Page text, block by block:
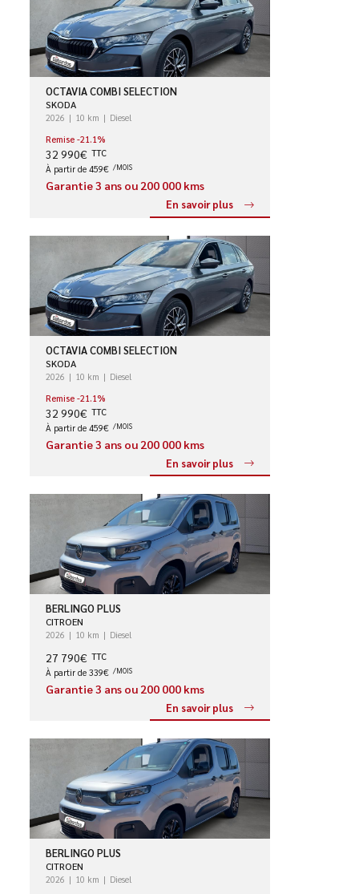
OCTAVIA COMBI SELECTION
SKODA
2026 10 km
Diesel
Remise -21.1%
32 990€ TTC
À partir de 459€ /MOIS
Garantie 3 ans ou 200 000 kms
En savoir plus
OCTAVIA COMBI SELECTION
SKODA
2026 10 km
Diesel
Remise -21.1%
32 990€ TTC
À partir de 459€ /MOIS
Garantie 3 ans ou 200 000 kms
En savoir plus
BERLINGO PLUS
CITROEN
2026 10 km Diesel
27 790€ TTC
À partir de 339€ /MOIS
Garantie 3 ans ou 200 000 kms
En savoir plus
BERLINGO PLUS
CITROEN
2026 10 km Diesel